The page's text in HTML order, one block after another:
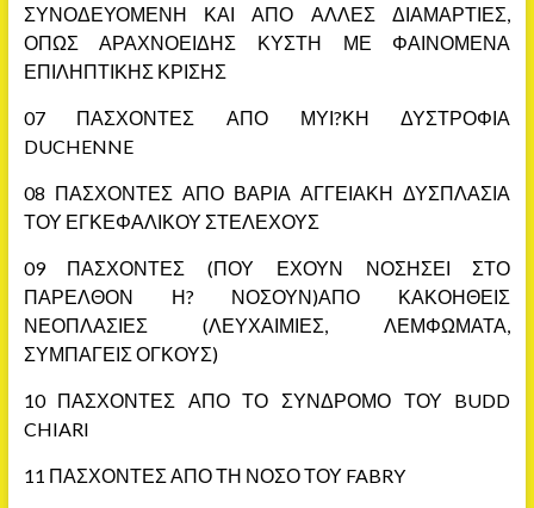
ΣΥΝΟΔΕΥΟΜΕΝΗ ΚΑΙ ΑΠΟ ΑΛΛΕΣ ΔΙΑΜΑΡΤΙΕΣ,
ΟΠΩΣ ΑΡΑΧΝΟΕΙΔΗΣ ΚΥΣΤΗ ΜΕ ΦΑΙΝΟΜΕΝΑ
ΕΠΙΛΗΠΤΙΚΗΣ ΚΡΙΣΗΣ
07 ΠΑΣΧΟΝΤΕΣ ΑΠΟ ΜΥΙ?ΚΗ ΔΥΣΤΡΟΦΙΑ
DUCHENNE
08 ΠΑΣΧΟΝΤΕΣ ΑΠΟ ΒΑΡΙΑ ΑΓΓΕΙΑΚΗ ΔΥΣΠΛΑΣΙΑ
ΤΟΥ ΕΓΚΕΦΑΛΙΚΟΥ ΣΤΕΛΕΧΟΥΣ
09 ΠΑΣΧΟΝΤΕΣ (ΠΟΥ ΕΧΟΥΝ ΝΟΣΗΣΕΙ ΣΤΟ
ΠΑΡΕΛΘΟΝ Η? ΝΟΣΟΥΝ)ΑΠΟ ΚΑΚΟΗΘΕΙΣ
ΝΕΟΠΛΑΣΙΕΣ (ΛΕΥΧΑΙΜΙΕΣ, ΛΕΜΦΩΜΑΤΑ,
ΣΥΜΠΑΓΕΙΣ ΟΓΚΟΥΣ)
10 ΠΑΣΧΟΝΤΕΣ ΑΠΟ ΤΟ ΣΥΝΔΡΟΜΟ ΤΟΥ BUDD
CHIARI
11 ΠΑΣΧΟΝΤΕΣ ΑΠΟ ΤΗ ΝΟΣΟ ΤΟΥ FABRY